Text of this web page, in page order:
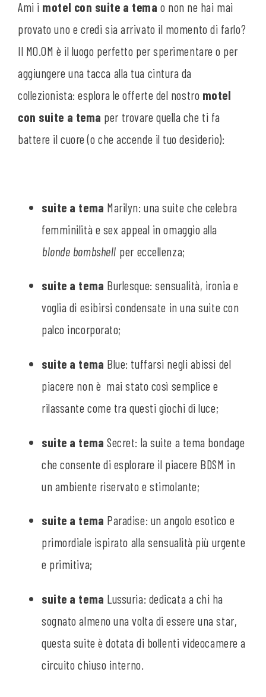
Ami i motel con suite a tema o non ne hai mai
provato uno e credi sia arrivato il momento di farlo?
Il MO.OM è il luogo perfetto per sperimentare o per
aggiungere una tacca alla tua cintura da
collezionista: esplora le offerte del nostro motel
con suite a tema per trovare quella che ti fa
battere il cuore (o che accende il tuo desiderio):
suite a tema Marilyn: una suite che celebra
femminilità e sex appeal in omaggio alla
blonde bombshell per eccellenza;
suite a tema Burlesque: sensualità, ironia e
voglia di esibirsi condensate in una suite con
palco incorporato;
suite a tema Blue: tuffarsi negli abissi del
piacere non è mai stato così semplice e
rilassante come tra questi giochi di luce;
suite a tema Secret: la suite a tema bondage
che consente di esplorare il piacere BDSM in
un ambiente riservato e stimolante;
suite a tema Paradise: un angolo esotico e
primordiale ispirato alla sensualità più urgente
e primitiva;
suite a tema Lussuria: dedicata a chi ha
sognato almeno una volta di essere una star,
questa suite è dotata di bollenti videocamere a
circuito chiuso interno.